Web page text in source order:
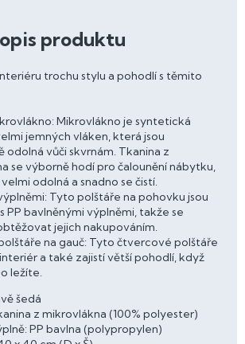
produktu
trochu stylu a pohodlí s těmito
Mikrovlákno je syntetická
jemných vláken, která jsou
odolná vůči skvrnám. Tkanina z
se výborně hodí pro čalounění nábytku,
odolná a snadno se čistí.
Tyto polštáře na pohovku jsou
PP bavlněnými výplněmi, takže se
jejich nakupováním.
na gauč: Tyto čtvercové polštáře
a také zajistí větší pohodlí, když
ležíte.
šedá
z mikrovlákna (100% polyester)
PP bavlna (polypropylen)